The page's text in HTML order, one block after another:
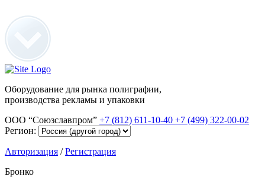
Оборудование для рынка полиграфии,
производства рекламы и упаковки
ООО “Союзславпром” +7 (812) 611-10-40 +7 (499) 322-00-02
Регион:
Авторизация /Регистрация
Бронко